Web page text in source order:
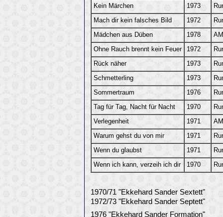
Kein Märchen 1973
Mach dir kein falsches Bild 1972
Mädchen aus Düben 1978
Ohne Rauch brennt kein Feuer 1972
Rück näher 1973
Schmetterling 1973
Sommertraum 1976
Tag für Tag, Nacht für Nacht 1970
Verlegenheit 1971
Warum gehst du von mir 1971
Wenn du glaubst 1971
Wenn ich kann, verzeih ich dir 1970
1970/71 "Ekkehard Sander Sextett"
1972/73 "Ekkehard Sander Septett"
1976 "Ekkehard Sander Formation"